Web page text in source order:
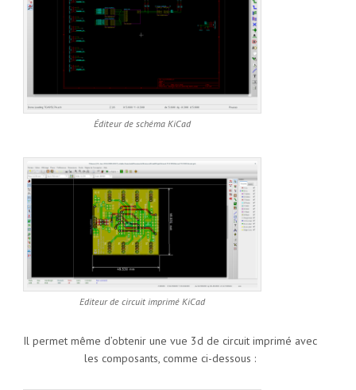
Éditeur de schéma KiCad
Editeur de circuit imprimé KiCad
Il permet même d’obtenir une vue 3d de circuit imprimé avec
les composants, comme ci-dessous :